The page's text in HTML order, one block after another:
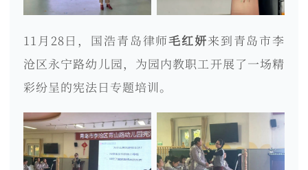
11月28日，国浩青岛律师毛红妍来到青岛市李
沧区永宁路幼儿园，为园内教职工开展了一场精
彩纷呈的宪法日专题培训。